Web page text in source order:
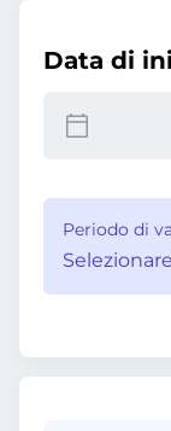
Data di
Periodo di